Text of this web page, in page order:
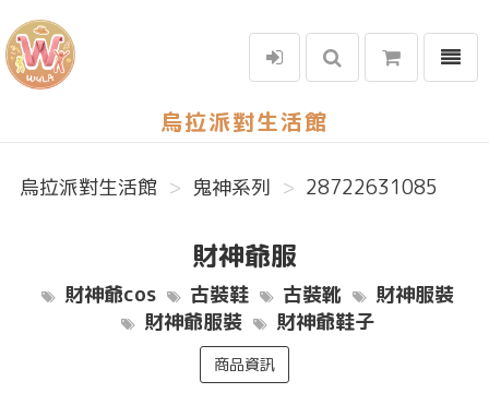
烏拉派對生活館
選單
烏拉派對生活館 鬼神系列 28722631085
財神爺服
財神爺cos 古裝鞋 古裝靴
財神服裝
財神爺服裝
財神爺鞋子
商品資訊